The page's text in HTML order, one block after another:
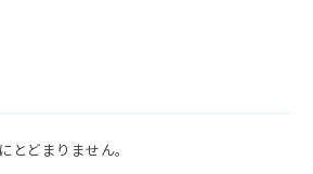
とどまりません。